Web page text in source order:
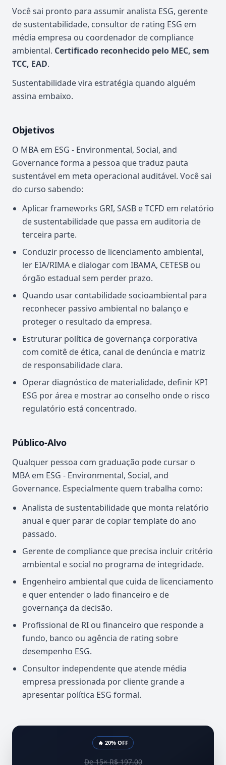
Você sai pronto para assumir analista ESG, gerente
de sustentabilidade, consultor de rating ESG em
média empresa ou coordenador de compliance
ambiental. Certificado reconhecido pelo MEC, sem
TCC, EAD.
Sustentabilidade vira estratégia quando alguém
assina embaixo.
Objetivos
O MBA em ESG - Environmental, Social, and
Governance forma a pessoa que traduz pauta
sustentável em meta operacional auditável. Você sai
do curso sabendo:
Aplicar frameworks GRI, SASB e TCFD em relatório
de sustentabilidade que passa em auditoria de
terceira parte.
Conduzir processo de licenciamento ambiental,
ler EIA/RIMA e dialogar com IBAMA, CETESB ou
órgão estadual sem perder prazo.
Quando usar contabilidade socioambiental para
reconhecer passivo ambiental no balanço e
proteger o resultado da empresa.
Estruturar política de governança corporativa
com comitê de ética, canal de denúncia e matriz
de responsabilidade clara.
Operar diagnóstico de materialidade, definir KPI
ESG por área e mostrar ao conselho onde o risco
regulatório está concentrado.
Público-Alvo
Qualquer pessoa com graduação pode cursar o
MBA em ESG - Environmental, Social, and
Governance. Especialmente quem trabalha como:
Analista de sustentabilidade que monta relatório
anual e quer parar de copiar template do ano
passado.
Gerente de compliance que precisa incluir critério
ambiental e social no programa de integridade.
Engenheiro ambiental que cuida de licenciamento
e quer entender o lado financeiro e de
governança da decisão.
Profissional de RI ou financeiro que responde a
fundo, banco ou agência de rating sobre
desempenho ESG.
Consultor independente que atende média
empresa pressionada por cliente grande a
apresentar política ESG formal.
🔥 20% OFF
De 15× R$ 197,00